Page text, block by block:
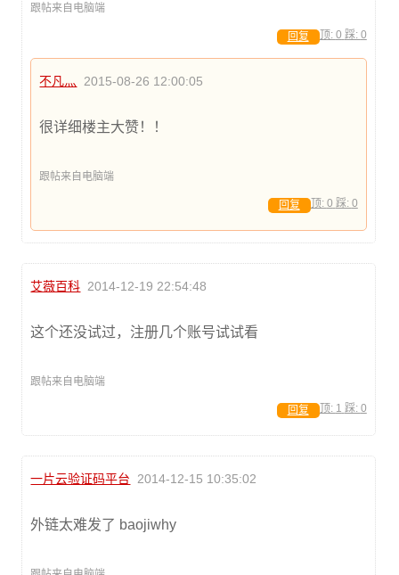
跟帖来自电脑端
顶: 0 踩: 0
回复
不凡灬 2015-08-26 12:00:05
很详细楼主大赞！！
跟帖来自电脑端
顶: 0 踩: 0
回复
艾薇百科 2014-12-19 22:54:48
这个还没试过，注册几个账号试试看
跟帖来自电脑端
顶: 1 踩: 0
回复
一片云验证码平台 2014-12-15 10:35:02
外链太难发了 baojiwhy